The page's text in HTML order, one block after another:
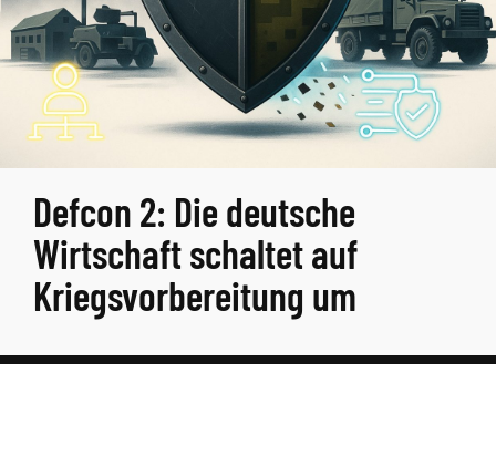
Defcon 2: Die deutsche
Wirtschaft schaltet auf
Kriegsvorbereitung um